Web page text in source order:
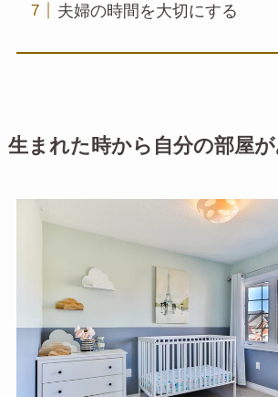
夫婦の時間を大切にする
生まれた時から自分の部屋